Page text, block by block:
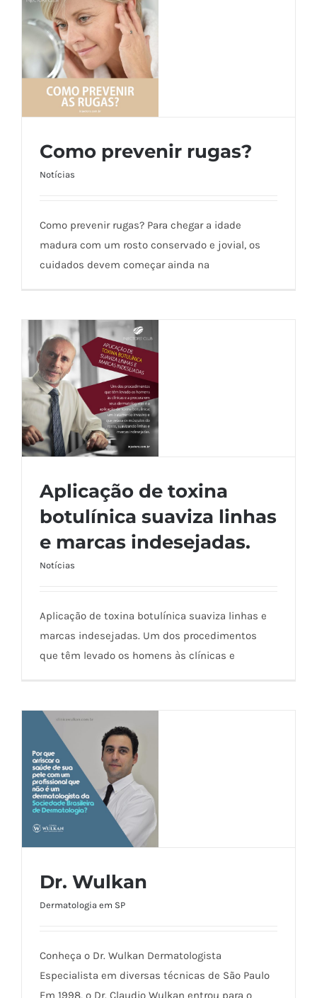
Como prevenir rugas?
Notícias
Como prevenir rugas? Para chegar a idade
madura com um rosto conservado e jovial, os
cuidados devem começar ainda na
Aplicação de toxina botulínica suaviza
linhas e marcas indesejadas.
Aplicação de toxina
botulínica suaviza linhas
e marcas indesejadas.
Notícias
Aplicação de toxina botulínica suaviza linhas e
marcas indesejadas. Um dos procedimentos
que têm levado os homens às clínicas e
Dr. Wulkan
Dermatologia em SP
Conheça o Dr. Wulkan Dermatologista
Especialista em diversas técnicas de São Paulo
Em 1998, o Dr. Claudio Wulkan entrou para o